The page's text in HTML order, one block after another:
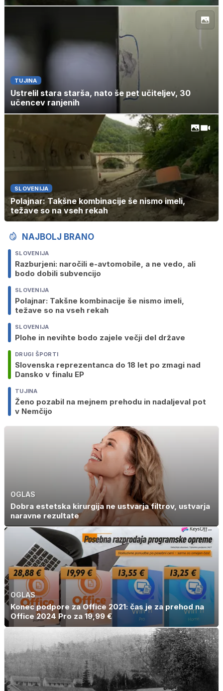
TUJINA
Ustrelil stara starša, nato še pet učiteljev, 30
učencev ranjenih
SLOVENIJA
Polajnar: Takšne kombinacije še nismo imeli,
težave so na vseh rekah
NAJBOLJ BRANO
SLOVENIJA
Razburjeni: naročili e-avtomobile, a ne vedo, ali
bodo dobili subvencijo
SLOVENIJA
Polajnar: Takšne kombinacije še nismo imeli,
težave so na vseh rekah
SLOVENIJA
Plohe in nevihte bodo zajele večji del države
DRUGI ŠPORTI
Slovenska reprezentanca do 18 let po zmagi nad
Dansko v finalu EP
TUJINA
Ženo pozabil na mejnem prehodu in nadaljeval pot
v Nemčijo
OGLAS
Dobra estetska kirurgija ne ustvarja filtrov, ustvarja
naravne rezultate
OGLAS
Konec podpore za Office 2021: čas je za prehod na
Office 2024 Pro za 19,99 €